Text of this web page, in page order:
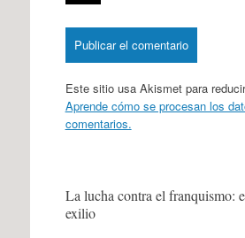
Este sitio usa Akismet para
Aprende cómo se procesan los
comentarios.
La lucha contra el franquismo:
exilio